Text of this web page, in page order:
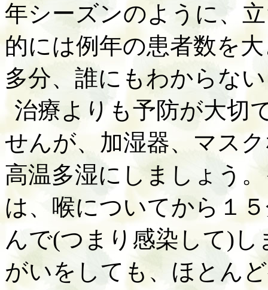
年シーズンのように、
的には例年の患者数を
多分、誰にもわからな
治療よりも予防が大切
せんが、加湿器、マス
高温多湿にしましょう
は、喉についてから１
んで(つまり感染して) し
がいをしても、ほとん